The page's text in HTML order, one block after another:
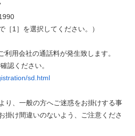
［1］を選択してください。）
用会社の通話料が発生致します。
認ください。
sd.html
り、一般の方へご迷惑をお掛けする事
掛け間違いのないよう、ご注意くださ